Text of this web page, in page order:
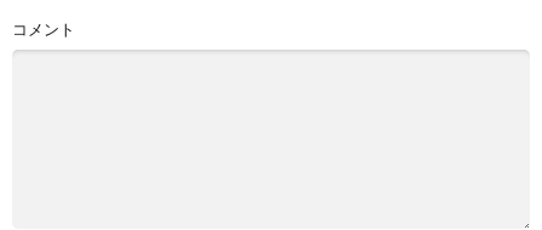
コメント